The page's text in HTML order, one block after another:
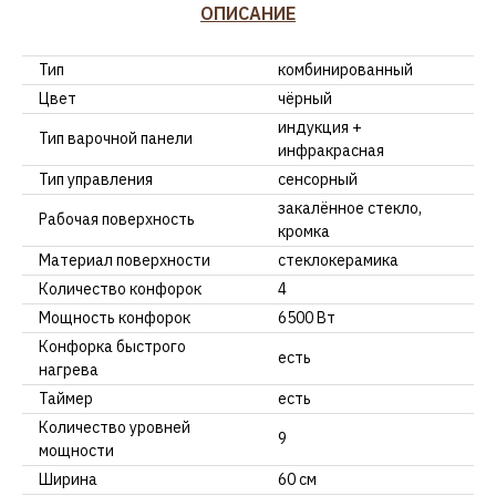
ОПИСАНИЕ
Тип
комбинированный
Цвет
чёрный
Тип варочной панели
индукция +
инфракрасная
Тип управления
сенсорный
Рабочая поверхность
закалённое стекло,
кромка
Материал поверхности
стеклокерамика
Количество конфорок
4
Мощность конфорок
6500 Вт
Конфорка быстрого
нагрева
есть
Таймер
есть
Количество уровней
мощности
9
Ширина
60 см